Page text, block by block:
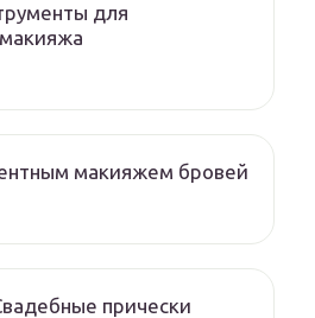
для
макияжем бровей
прически